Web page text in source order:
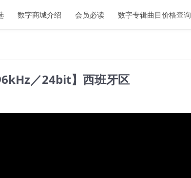
数字商城介绍 会员必读 数字专辑曲目价格查询
／24bit】西班牙区